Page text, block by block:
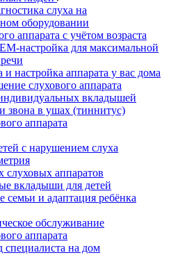
слуха на
оборудовании
аппарата с учётом возраста
настройка для максимальной
и настройка аппарата у вас дома
слухового аппарата
вкладышей
звона в ушах (тиннитус)
аппарата
с нарушением слуха
слуховых аппаратов
вкладыши для детей
и адаптация ребёнка
обслуживание
аппарата
на дом